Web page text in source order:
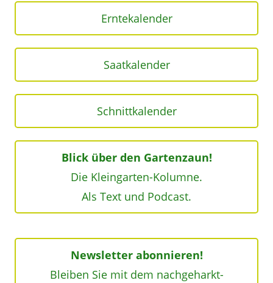
Erntekalender
Saatkalender
Schnittkalender
Blick über den Gartenzaun!
Die Kleingarten-Kolumne.
Als Text und Podcast.
Newsletter abonnieren!
Bleiben Sie mit dem nachgeharkt-